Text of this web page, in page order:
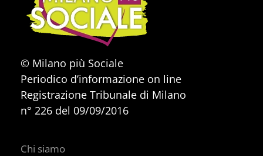
© Milano più Sociale
Periodico d’informazione on line
Registrazione Tribunale di Milano
n° 226 del 09/09/2016
Chi siamo